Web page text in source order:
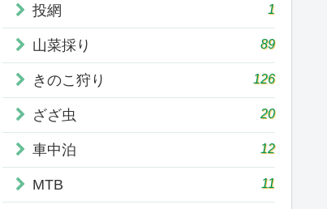
投網 1
山菜採り 89
きのこ狩り 126
ざざ虫 20
車中泊 12
MTB 11